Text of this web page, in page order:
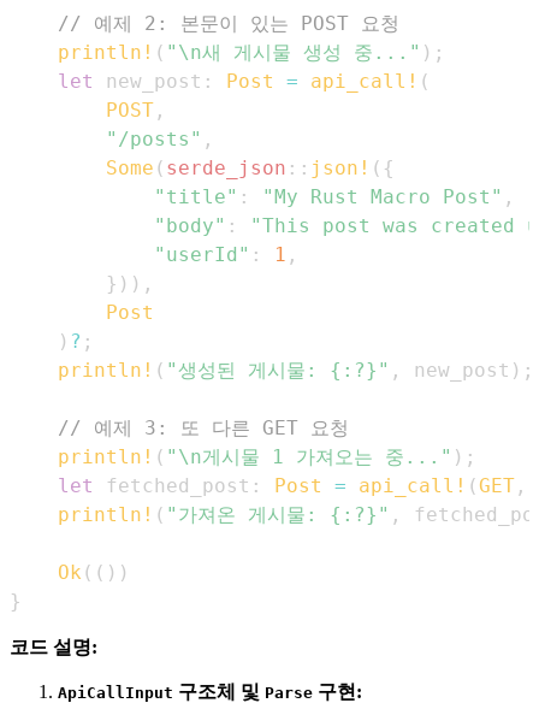
// 예제 2: 본문이 있는 POST 요청
println! ( "\n새 게시물 생성 중..." ) ;
let
new_post : Post = api_call! (
POST ,
"/posts" ,
Some ( serde_json :: json! ( {
"title" : "My Rust Macro Post" ,
"body" :
"This post was created
"userId" : 1 ,
} ) ) ,
Post
) ? ;
println! ( "생성된 게시물: {:?}" , new_post ) ;
// 예제 3: 또 다른 GET 요청
println! ( "\n게시물 1 가져오는 중..." ) ;
let
fetched_post : Post = api_call! (GET ,
println! ( "가져온 게시물: {:?}" ,
Ok ( ( ) )
}
코드 설명:
ApiCallInput 구조체 및 Parse 구현: